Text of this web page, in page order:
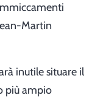
Martin
inutile situare il
più ampio